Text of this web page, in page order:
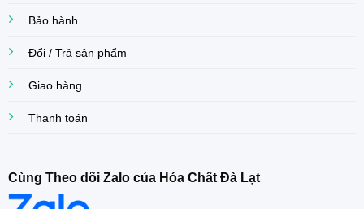
Bảo hành
Đổi / Trả sản phẩm
Giao hàng
Thanh toán
Cùng Theo dõi Zalo của Hóa Chất Đà Lạt